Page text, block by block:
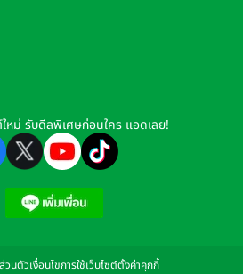
หม่ รับดีลพิเศษก่อนใคร แอดเลย!
วนตัวเงื่อนไขการใช้เว็บไซต์ตั้งค่าคุกกี้